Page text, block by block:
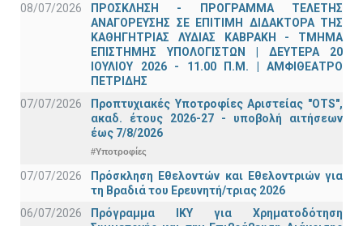
08/07/2026
ΠΡΟΣΚΛΗΣΗ - ΠΡΟΓΡΑΜΜΑ ΤΕΛΕΤΗΣ
ΑΝΑΓΟΡΕΥΣΗΣ ΣΕ ΕΠΙΤΙΜΗ ΔΙΔΑΚΤΟΡΑ ΤΗΣ
ΚΑΘΗΓΗΤΡΙΑΣ ΛΥΔΙΑΣ ΚΑΒΡΑΚΗ - ΤΜΗΜΑ
ΕΠΙΣΤΗΜΗΣ ΥΠΟΛΟΓΙΣΤΩΝ | ΔΕΥΤΕΡΑ 20
ΙΟΥΛΙΟΥ 2026 - 11.00 Π.Μ. | ΑΜΦΙΘΕΑΤΡΟ
ΠΕΤΡΙΔΗΣ
07/07/2026
Προπτυχιακές Υποτροφίες Αριστείας "OTS",
ακαδ. έτους 2026-27 - υποβολή αιτήσεων
έως 7/8/2026
#Υποτροφίες
07/07/2026
Πρόσκληση Εθελοντών και Εθελοντριών για
τη Βραδιά του Ερευνητή/τριας 2026
06/07/2026
Πρόγραμμα ΙΚΥ για Χρηματοδότηση